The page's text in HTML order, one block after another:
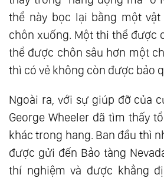
thể này bọc lại bằng một
chôn xuống. Một thi thể được
thể được chôn sâu hơn một
thì có vẻ không còn được bảo
Ngoài ra, với sự giúp đỡ của
George Wheeler đã tìm thấy
khác trong hang. Ban đầu thì
được gửi đến Bảo tàng
thí nghiệm và được khẳng